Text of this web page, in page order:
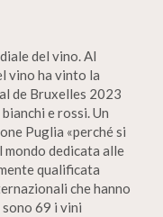
del vino. Al
vino ha vinto la
de Bruxelles 2023
e rossi. Un
Puglia «perché si
dedicata alle
qualificata
che hanno
69 i vini